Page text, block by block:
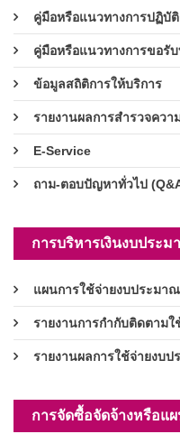
คู่มือหรือแนวทางการปฏิบั
คู่มือหรือแนวทางการขอรั
ข้อมูลสถิติการให้บริการ
รายงานผลการสำรวจควา
E-Service
ถาม-ตอบปัญหาทั่วไป
การบริหารเงินงบประม
แผนการใช้จ่ายงบประมา
รายงานการกำกับติดตาม
รายงานผลการใช้จ่ายงบ
การจัดซื้อจัดจ้างหรือแ